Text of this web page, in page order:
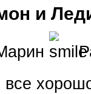
и
все